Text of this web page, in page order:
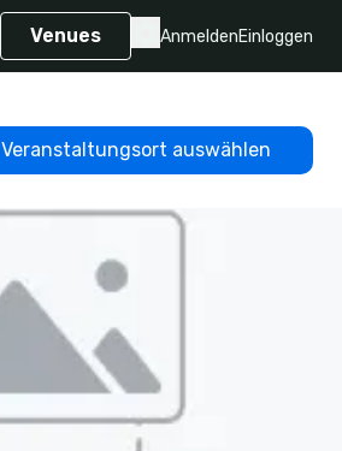
Venues AnmeldenEinloggen
Veranstaltungsort auswählen